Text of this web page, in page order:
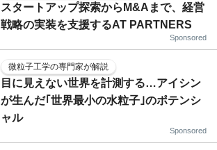
スタートアップ探索からM&Aまで、経営
戦略の実装を支援するAT PARTNERS
Sponsored
微粒子工学の専門家が解説
目に見えない世界を計測する…アイシン
が生んだ｢世界最小の水粒子｣のポテンシ
ャル
Sponsored